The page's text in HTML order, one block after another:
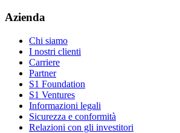
Azienda
Chi siamo
I nostri clienti
Carriere
Partner
S1 Foundation
S1 Ventures
Informazioni legali
Sicurezza e conformità
Relazioni con gli investitori